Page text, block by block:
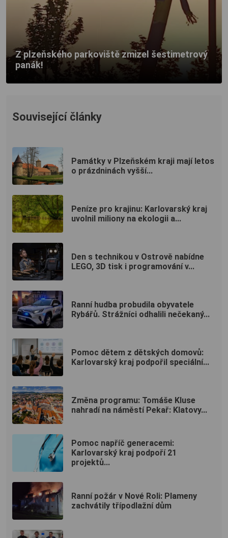
Z plzeňského parkoviště zmizel šestimetrový
panák!
Související články
Památky v Plzeňském kraji mají letos
o prázdninách vyšší...
Peníze pro krajinu: Karlovarský kraj
uvolnil miliony na ekologii a...
Den s technikou v Ostrově nabídne
LEGO, 3D tisk i programování v...
Ranní hudba probudila obyvatele
Rybářů. Strážníci odhalili nečekaný...
Pomoc dětem z dětských domovů:
Karlovarský kraj podpořil speciální...
Změna programu: Tomáše Kluse
nahradí na náměstí Pekař: Klatovy...
Pomoc napříč generacemi:
Karlovarský kraj podpoří 21
projektů...
Ranní požár v Nové Roli: Plameny
zachvátily třípodlažní dům